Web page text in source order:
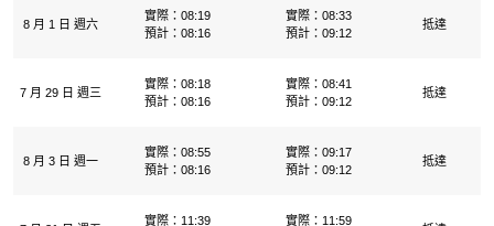
8 月 1 日 週六
實際：08:19
預計：08:16
實際：08:33
預計：09:12
抵達
7 月 29 日 週三
實際：08:18
預計：08:16
實際：08:41
預計：09:12
抵達
8 月 3 日 週一
實際：08:55
預計：08:16
實際：09:17
預計：09:12
抵達
實際：11:39
實際：11:59